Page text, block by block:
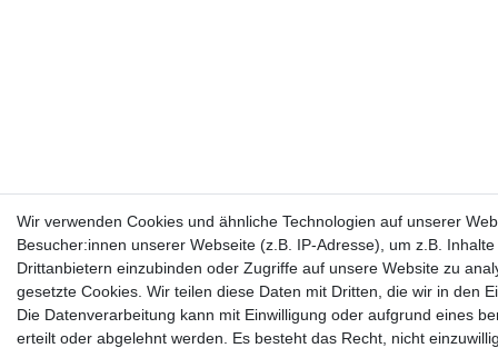
Wir verwenden Cookies und ähnliche Technologien auf unserer
Besucher:innen unserer Webseite (z.B. IP-Adresse), um z.B.
Drittanbietern einzubinden oder Zugriffe auf unsere Website zu
gesetzte Cookies. Wir teilen diese Daten mit Dritten, die wir in den
Die Datenverarbeitung kann mit Einwilligung oder aufgrund eines
erteilt oder abgelehnt werden. Es besteht das Recht, nicht